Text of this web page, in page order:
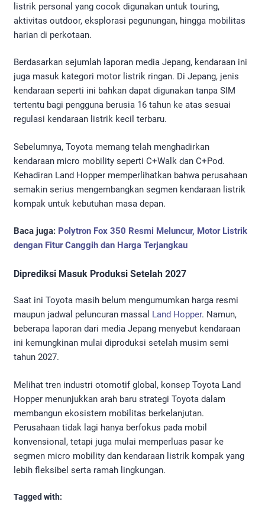
listrik personal yang cocok digunakan untuk touring,
aktivitas outdoor, eksplorasi pegunungan, hingga mobilitas
harian di perkotaan.
Berdasarkan sejumlah laporan media Jepang, kendaraan ini
juga masuk kategori motor listrik ringan. Di Jepang, jenis
kendaraan seperti ini bahkan dapat digunakan tanpa SIM
tertentu bagi pengguna berusia 16 tahun ke atas sesuai
regulasi kendaraan listrik kecil terbaru.
Sebelumnya, Toyota memang telah menghadirkan
kendaraan micro mobility seperti C+Walk dan C+Pod.
Kehadiran Land Hopper memperlihatkan bahwa perusahaan
semakin serius mengembangkan segmen kendaraan listrik
kompak untuk kebutuhan masa depan.
Baca juga: Polytron Fox 350 Resmi Meluncur, Motor Listrik
dengan Fitur Canggih dan Harga Terjangkau
Diprediksi Masuk Produksi Setelah 2027
Saat ini Toyota masih belum mengumumkan harga resmi
maupun jadwal peluncuran massal Land Hopper. Namun,
beberapa laporan dari media Jepang menyebut kendaraan
ini kemungkinan mulai diproduksi setelah musim semi
tahun 2027.
Melihat tren industri otomotif global, konsep Toyota Land
Hopper menunjukkan arah baru strategi Toyota dalam
membangun ekosistem mobilitas berkelanjutan.
Perusahaan tidak lagi hanya berfokus pada mobil
konvensional, tetapi juga mulai memperluas pasar ke
segmen micro mobility dan kendaraan listrik kompak yang
lebih fleksibel serta ramah lingkungan.
Tagged with: